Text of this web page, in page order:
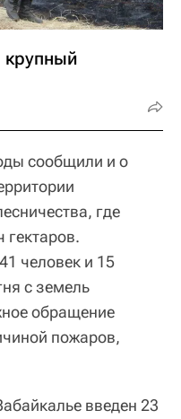
крупный
сообщили и о
где
гектаров.
человек и 15
с земель
обращение
пожаров,
введен 23